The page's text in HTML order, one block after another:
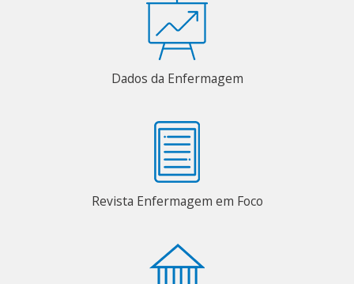
Dados da Enfermagem
Revista Enfermagem em Foco